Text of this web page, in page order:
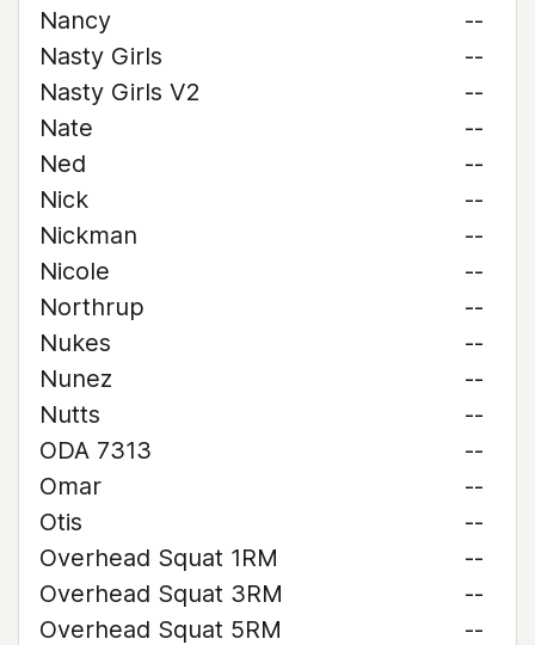
Nancy
--
Nasty Girls
--
Nasty Girls V2
--
Nate
--
Ned
--
Nick
--
Nickman
--
Nicole
--
Northrup
--
Nukes
--
Nunez
--
Nutts
--
ODA 7313
--
Omar
--
Otis
--
Overhead Squat 1RM
--
Overhead Squat 3RM
--
Overhead Squat 5RM
--